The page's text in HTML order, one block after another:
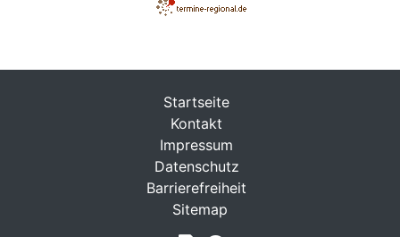
Startseite
Kontakt
Impressum
Datenschutz
Barrierefreiheit
Sitemap